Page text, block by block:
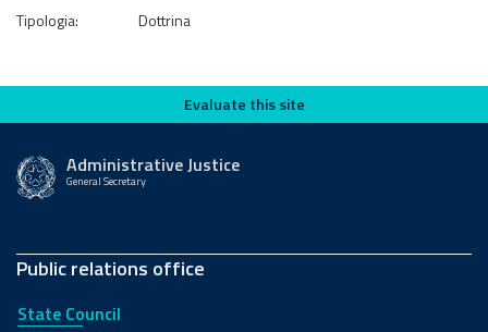
Tipologia:
Dottrina
Evaluate this siteEvaluate this site
Administrative Justice
General Secretary
Public relations office
State Council